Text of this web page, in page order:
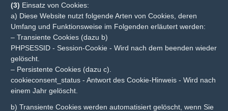
(3) Einsatz von Cookies:
a) Diese Website nutzt folgende Arten von Cookies, deren
Umfang und Funktionsweise im Folgenden erläutert werden:
– Transiente Cookies (dazu b)
PHPSESSID - Session-Cookie - Wird nach dem beenden wieder
gelöscht.
– Persistente Cookies (dazu c).
cookieconsent_status - Antwort des Cookie-Hinweis - Wird nach
einem Jahr gelöscht.
b) Transiente Cookies werden automatisiert gelöscht, wenn Sie